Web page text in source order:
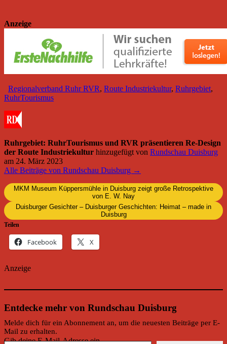
Anzeige
Regionalverband Ruhr RVR, Route Industriekultur, Ruhrgebiet,
RuhrTourismus
Ruhrgebiet: RuhrTourismus und RVR präsentieren Re-Design
der Route Industriekultur hinzugefügt von Rundschau Duisburg
am 24. März 2023
Alle Beiträge von Rundschau Duisburg →
MKM Museum Küppersmühle in Duisburg zeigt große Retrospektive
von E. W. Nay
Duisburger Gesichter – Duisburger Geschichten: Heimat – made in
Duisburg
Teilen
Facebook X
Anzeige
Entdecke mehr von Rundschau Duisburg
Melde dich für ein Abonnement an, um die neuesten Beiträge per E-
Mail zu erhalten.
Gib deine E-Mail-Adresse ein ...